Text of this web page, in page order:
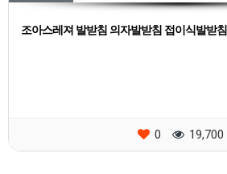
조아스레져 발받침 의자발받침 접이식발받침
0 19,700